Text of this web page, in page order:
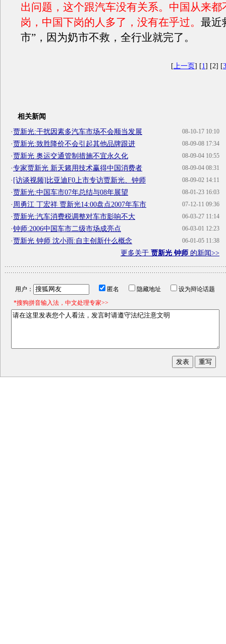
出问题，这个跟汽车没有关系。中国从来都
岗，中国下岗的人多了，没有在乎过。 最近
市”，因为奶市不救，全行业就完了。
[上一页] [1] [2] [3
相关新闻
08-10-17 10:10
·贾新光:干扰因素多汽车市场不会顺当发展
08-09-08 17:34
·贾新光:致胜降价不会引起其他品牌跟进
08-09-04 10:55
·贾新光 奥运交通管制措施不宜永久化
08-09-04 08:31
·专家贾新光 新天籁用技术赢得中国消费者
08-09-02 14:11
·[访谈视频]比亚迪F0上市专访贾新光、钟师
08-01-23 16:03
·贾新光:中国车市07年总结与08年展望
07-12-11 09:36
· 周勇江 丁宏祥 贾新光14:00盘点2007年车市
06-03-27 11:14
·贾新光:汽车消费税调整对车市影响不大
06-03-01 12:23
·钟师:2006中国车市二级市场成亮点
06-01-05 11:38
·贾新光 钟师 沈小雨:自主创新什么概念
更多关于 贾新光 钟师 的新闻>>
用户： 匿名 隐藏地址
设为辩论话题
*搜狗拼音输入法，中文处理专家>>